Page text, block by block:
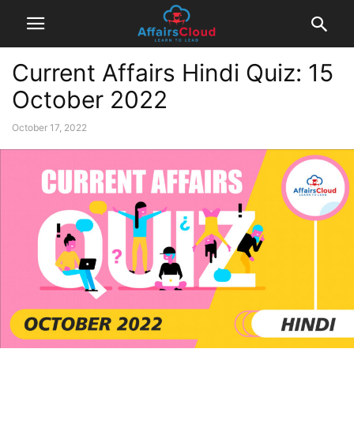
Current Affairs Hindi Quiz: 15
October 2022
October 17, 2022